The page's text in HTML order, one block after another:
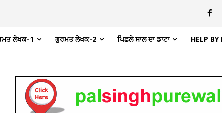
ਲੇਖਕ-1 ਗੁਰਮਤ ਲੇਖਕ-2 ਪਿਛਲੇ ਸਾਲ ਦਾ ਡਾਟਾ HELP